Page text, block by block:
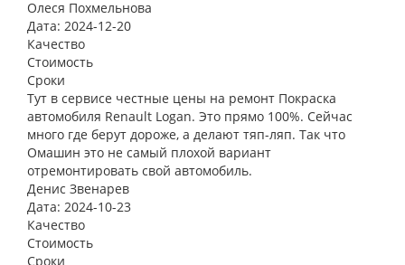
Олеся Похмельнова
Дата: 2024-12-20
Качество
Стоимость
Сроки
Тут в сервисе честные цены на ремонт Покраска
автомобиля Renault Logan. Это прямо 100%. Сейчас
много где берут дороже, а делают тяп-ляп. Так что
Омашин это не самый плохой вариант
отремонтировать свой автомобиль.
Денис Звенарев
Дата: 2024-10-23
Качество
Стоимость
Сроки